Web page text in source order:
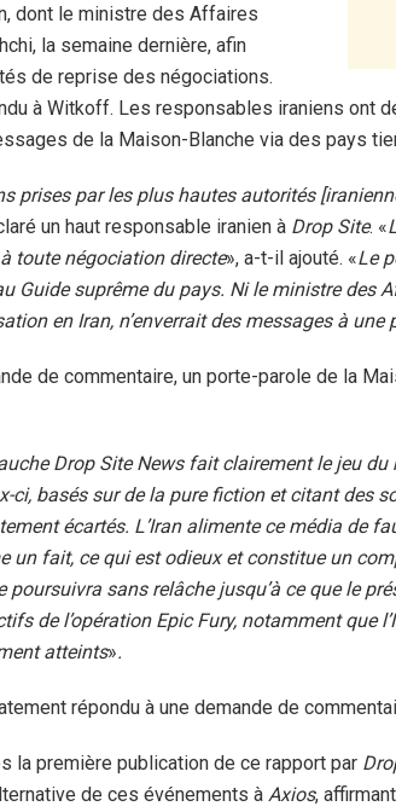
dont le ministre des Affaires
la semaine dernière, afin
de reprise des négociations.
à Witkoff. Les responsables iraniens ont
de la Maison-Blanche via des pays
prises par les plus hautes autorités
un haut responsable iranien à Drop Site. «
toute négociation directe», a-t-il ajouté. «Le
Guide suprême du pays. Ni le ministre des
en Iran, n’enverrait des messages à une
de commentaire, un porte-parole de la
Drop Site News fait clairement le jeu
ci, basés sur de la pure fiction et citant des
écartés. L’Iran alimente ce média de
un fait, ce qui est odieux et constitue un
poursuivra sans relâche jusqu’à ce que le
de l’opération Epic Fury, notamment que
atteints».
répondu à une demande de
la première publication de ce rapport par
de ces événements à Axios,